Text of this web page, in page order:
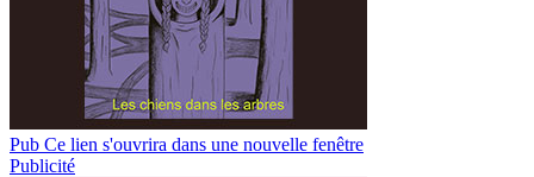
Pub Ce lien s'ouvrira dans une nouvelle fenêtre
Publicité